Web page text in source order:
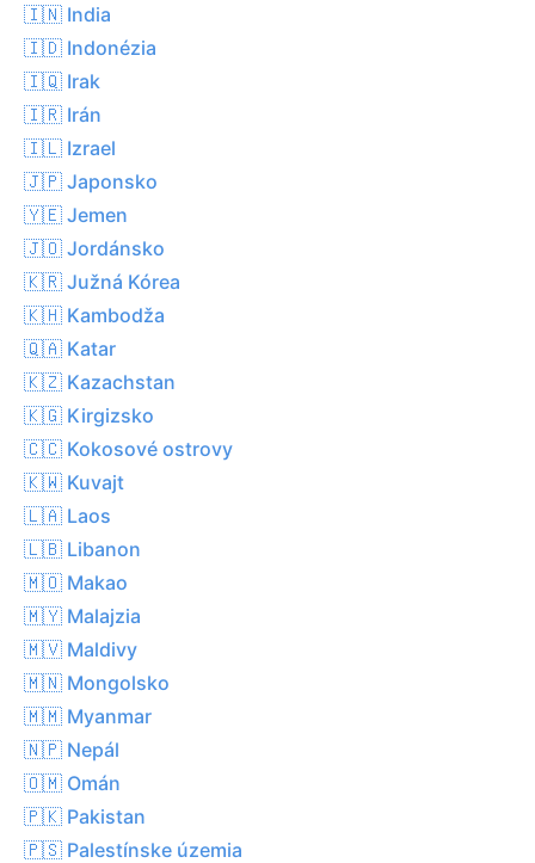
🇮🇳 India
🇮🇩 Indonézia
🇮🇶 Irak
🇮🇷 Irán
🇮🇱 Izrael
🇯🇵 Japonsko
🇾🇪 Jemen
🇯🇴 Jordánsko
🇰🇷 Južná Kórea
🇰🇭 Kambodža
🇶🇦 Katar
🇰🇿 Kazachstan
🇰🇬 Kirgizsko
🇨🇨 Kokosové ostrovy
🇰🇼 Kuvajt
🇱🇦 Laos
🇱🇧 Libanon
🇲🇴 Makao
🇲🇾 Malajzia
🇲🇻 Maldivy
🇲🇳 Mongolsko
🇲🇲 Myanmar
🇳🇵 Nepál
🇴🇲 Omán
🇵🇰 Pakistan
🇵🇸 Palestínske územia